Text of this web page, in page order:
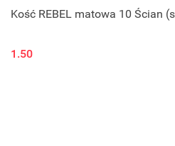
Kość REBEL matowa 10 Ścian
1.50